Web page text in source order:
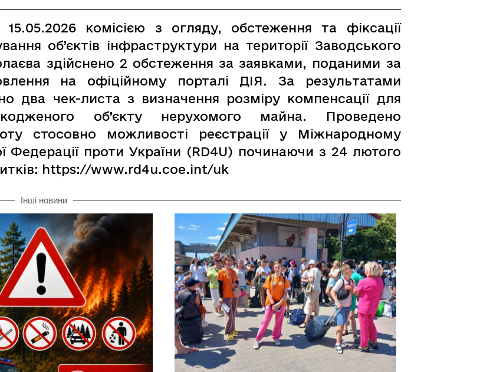
комісією з огляду, обстеження та фіксації
об’єктів інфраструктури на території Заводського
здійснено 2 обстеження за заявками, поданими за
на офіційному порталі ДІЯ. За результатами
два чек-листа з визначення розміру компенсації для
об’єкту нерухомого майна. Проведено
стосовно можливості реєстрації у Міжнародному
Федерації проти України (RD4U) починаючи з 24 лютого
https://www.rd4u.coe.int/uk
Інші новини